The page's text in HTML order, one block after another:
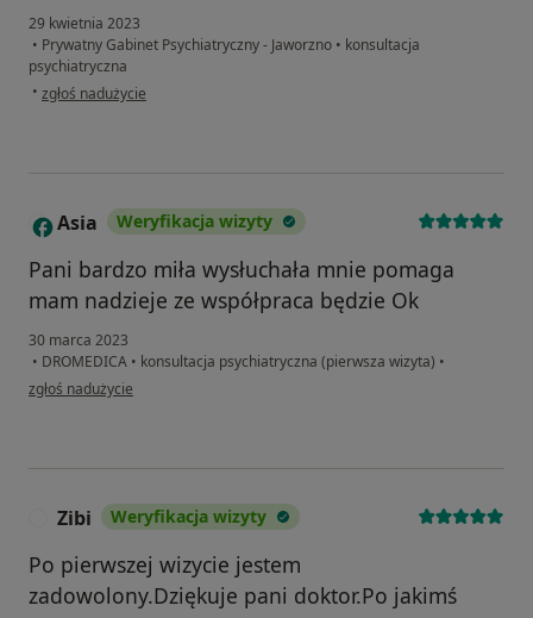
29 kwietnia 2023
• Prywatny Gabinet Psychiatryczny - Jaworzno • konsultacja
psychiatryczna
• w opinii użytkownika Krzysztof
zgłoś nadużycie
A Asia Weryfikacja wizyty
Pani bardzo miła wysłuchała mnie pomaga
mam nadzieje ze współpraca będzie Ok
30 marca 2023
• DROMEDICA • konsultacja psychiatryczna (pierwsza wizyta) •
w opinii użytkownika Asia
zgłoś nadużycie
Zibi Weryfikacja wizyty
Po pierwszej wizycie jestem
zadowolony.Dziękuje pani doktor.Po jakimś